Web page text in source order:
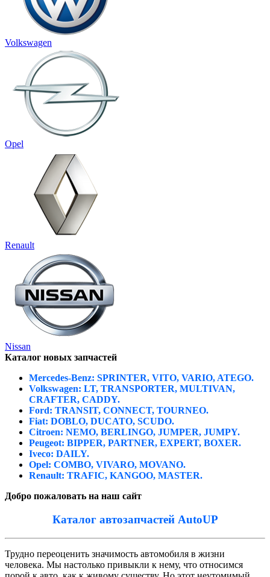
Volkswagen
Opel
Renault
Nissan
Каталог новых запчастей
Mercedes-Benz: SPRINTER, VITO, VARIO, ATEGO.
Volkswagen: LT, TRANSPORTER, MULTIVAN,
CRAFTER, CADDY.
Ford: TRANSIT, CONNECT, TOURNEO.
Fiat: DOBLO, DUCATO, SCUDO.
Citroen: NEMO, BERLINGO, JUMPER, JUMPY.
Peugeot: BIPPER, PARTNER, EXPERT, BOXER.
Iveco: DAILY.
Opel: COMBO, VIVARO, MOVANO.
Renault: TRAFIC, KANGOO, MASTER.
Добро пожаловать на наш сайт
Каталог автозапчастей AutoUP
Трудно переоценить значимость автомобиля в жизни
человека. Мы настолько привыкли к нему, что относимся